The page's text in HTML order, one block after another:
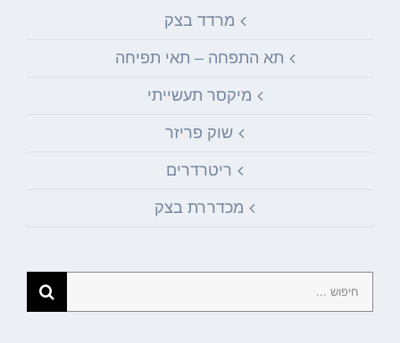
מרדד בצק
תא התפחה – תאי תפיחה
מיקסר תעשייתי
שוק פריזר
ריטרדרים
מכדררת בצק